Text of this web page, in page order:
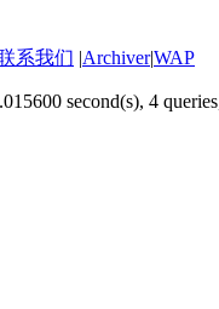
系我们 |Archiver|WAP
second(s), 4